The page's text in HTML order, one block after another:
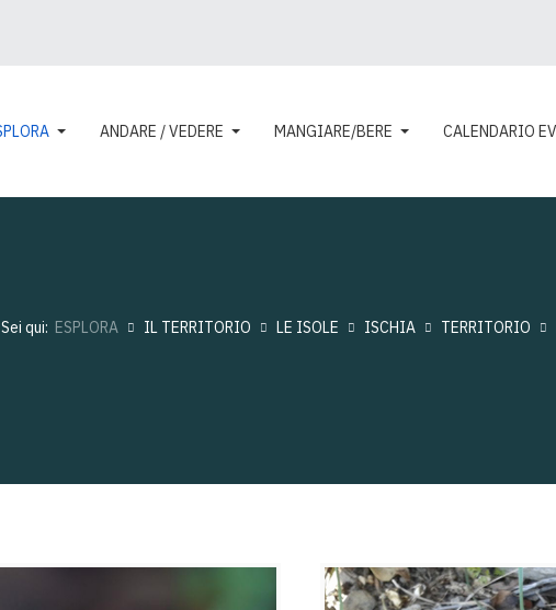
ANDARE / VEDERE MANGIARE/BERE CALENDARIO
Sei qui: ESPLORA IL TERRITORIO LE ISOLE ISCHIA TERRITORIO